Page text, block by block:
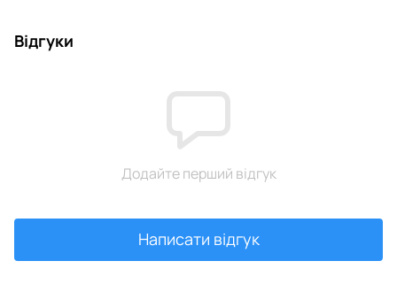
Відгуки
Додайте перший відгук
Написати відгук